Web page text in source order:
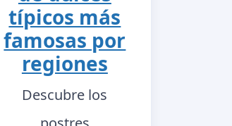
típicos más
famosas por
regiones
Descubre los